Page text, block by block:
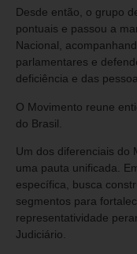
Desde então, o grupo
pontuais e passou a
Nacional,
parlamentares e
deficiência e das
O Movimento reune
do Brasil.
Um dos diferenciais do
uma pauta unificada.
específica, busca
segmentos para
representatividade
Judiciário.